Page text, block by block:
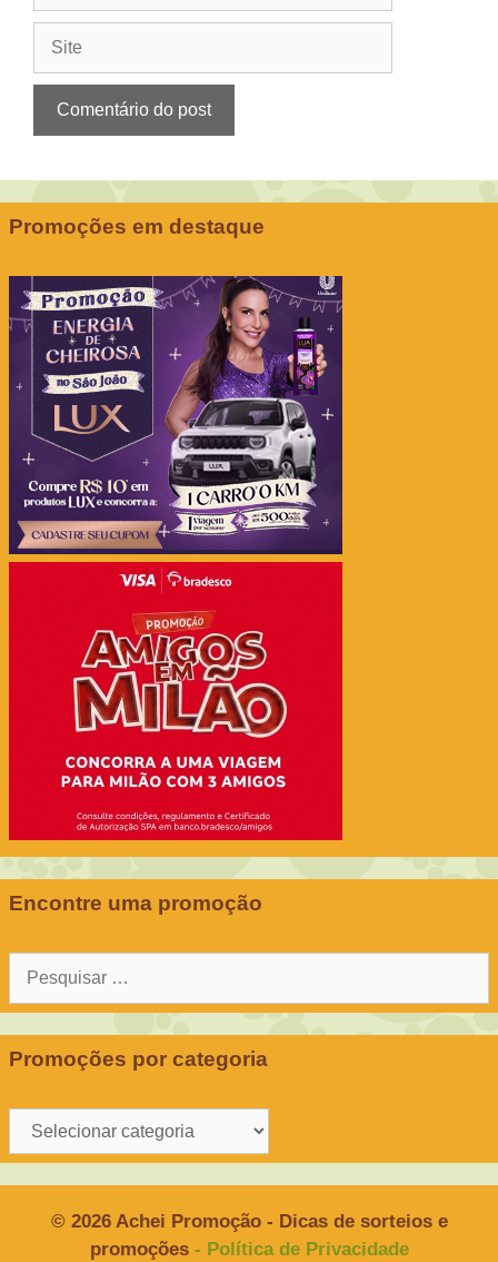
Promoções em destaque
Encontre uma promoção
Pesquisar
Promoções por categoria
Promoções
por
© 2026 Achei Promoção - Dicas de sorteios e
promoções - Política de Privacidade